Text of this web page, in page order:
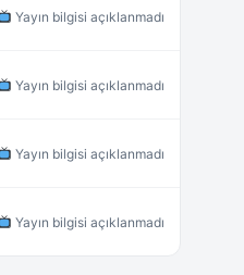
Yayın bilgisi açıklanmadı
Yayın bilgisi açıklanmadı
Yayın bilgisi açıklanmadı
Yayın bilgisi açıklanmadı